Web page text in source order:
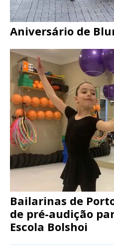
Aniversário de
Bailarinas de
de pré-audição
Escola Bolshoi